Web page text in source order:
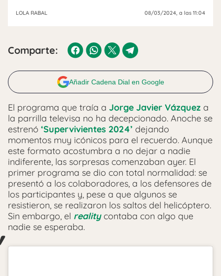
LOLA RABAL 08/03/2024, a las 11:04
Comparte:
Añadir Cadena Dial en Google
El programa que traía a Jorge Javier Vázquez a
la parrilla televisa no ha decepcionado. Anoche se
estrenó ‘Supervivientes 2024’ dejando
momentos muy icónicos para el recuerdo. Aunque
este formato acostumbra a no dejar a nadie
indiferente, las sorpresas comenzaban ayer. El
primer programa se dio con total normalidad: se
presentó a los colaboradores, a los defensores de
los participantes y, pese a que algunos se
resistieron, se realizaron los saltos del helicóptero.
Sin embargo, el reality contaba con algo que
nadie se esperaba.